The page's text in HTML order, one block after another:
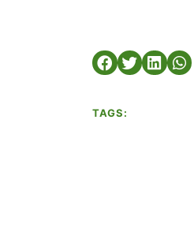
TAGS: